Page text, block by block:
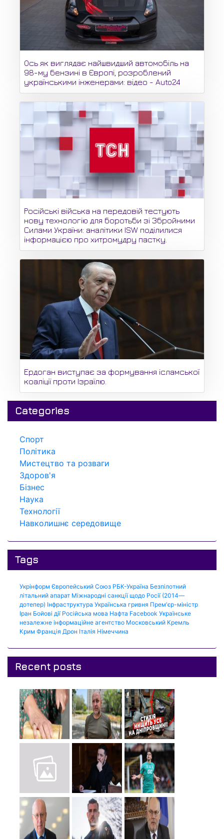
Ось як виглядає найшвидший автомобіль на
98-му бензині в Європі, розроблений
українськими інженерами: відео - Auto24
Російські війська на передовій тестують
нову технологію для боротьби зі Збройними
Силами України: аналітики ISW поділилися
інформацією про хитромудру пастку.
Ердоган виступає за формування ісламської
коаліції проти Ізраїлю.
Categories
Спорт
Політика
Мистецтво та розваги
Здоров'я
Бізнес
Наука
Технології
Навколишнє середовище
Tags
Укрінформ Європейський Союз РБК-Україна Безпілотний
літальний апарат Міжнародні санкції щодо Росії (2014—
дотепер) Інфраструктура Українська гривня Прем'єр-міністр
Іран Бойові дії Російська мова Нафта Facebook Українське
незалежне інформаційне агентство Московський Кремль
Крим Франція Дрон Італія Німеччина
Recent posts